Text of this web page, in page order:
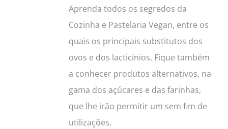
Aprenda todos os segredos da
Cozinha e Pastelaria Vegan, entre os
quais os principais substitutos dos
ovos e dos lacticínios. Fique também
a conhecer produtos alternativos, na
gama dos açúcares e das farinhas,
que lhe irão permitir um sem fim de
utilizações.